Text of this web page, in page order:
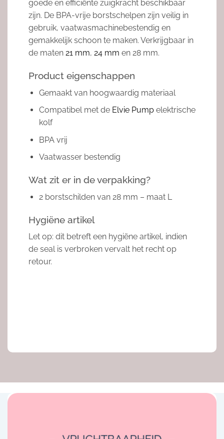
goede en efficiënte zuigkracht beschikbaar
zijn. De BPA-vrije borstschelpen zijn veilig in
gebruik, vaatwasmachinebestendig en
gemakkelijk schoon te maken. Verkrijgbaar in
de maten 21 mm, 24 mm en 28 mm.
Product eigenschappen
Gemaakt van hoogwaardig materiaal
Compatibel met de Elvie Pumpelektrische
kolf
BPA vrij
Vaatwasser bestendig
Wat zit er in de verpakking?
2 borstschilden van 28 mm – maat L
Hygiëne artikel
Let op: dit betreft een hygiëne artikel, indien
de seal is verbroken vervalt het recht op
retour.